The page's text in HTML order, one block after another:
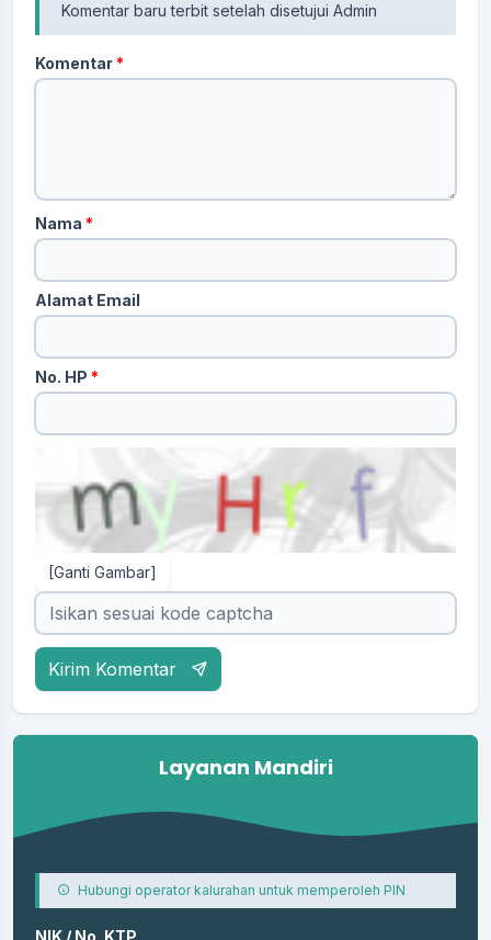
Komentar baru terbit setelah disetujui Admin
Komentar*
Nama *
Alamat Email
No. HP *
[Ganti Gambar]
Kirim Komentar
Layanan Mandiri
Hubungi operator kalurahan untuk memperoleh PIN